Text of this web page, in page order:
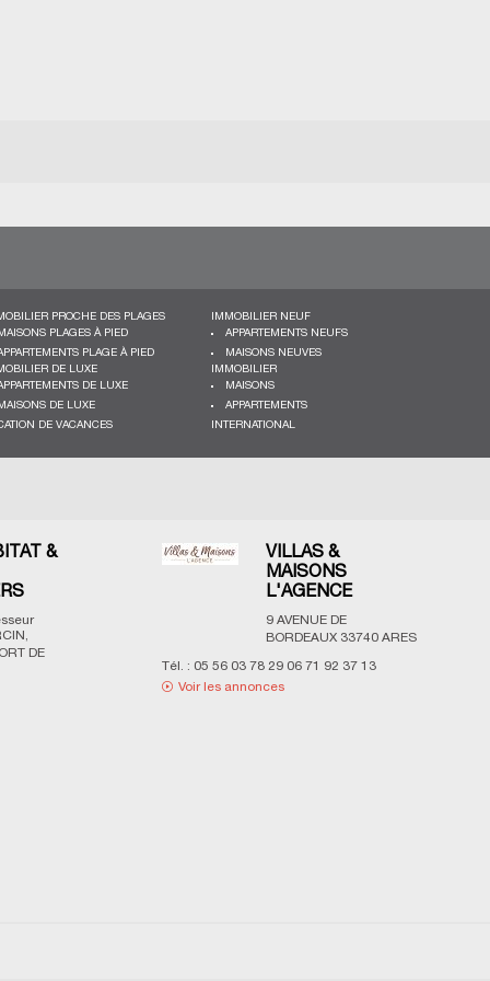
PROCHE DES PLAGES
MAISONS PLAGES À PIED
PLAGE À PIED
IMMOBILIER NEUF
APPARTEMENTS NEUFS
MAISONS NEUVES
DE LUXE
DE LUXE
MAISONS DE LUXE
IMMOBILIER
MAISONS
APPARTEMENTS
DE VACANCES
INTERNATIONAL
&
DE
VILLAS &
MAISONS
L'AGENCE
9 AVENUE DE
BORDEAUX 33740 ARES
Tél. : 05 56 03 78 29 06 71 92 37 13
Voir les annonces